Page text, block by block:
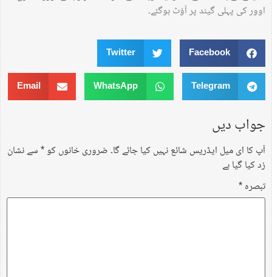
اوور کی پہلی گیند پر آؤٹ ہوگئے۔
Facebook
Twitter
Telegram
WhatsApp
Email
جواب دیں
آپ کا ای میل ایڈریس شائع نہیں کیا جائے گا۔ضروری خانوں کو*سے نشان
زد کیا گیا ہے
تبصرہ*